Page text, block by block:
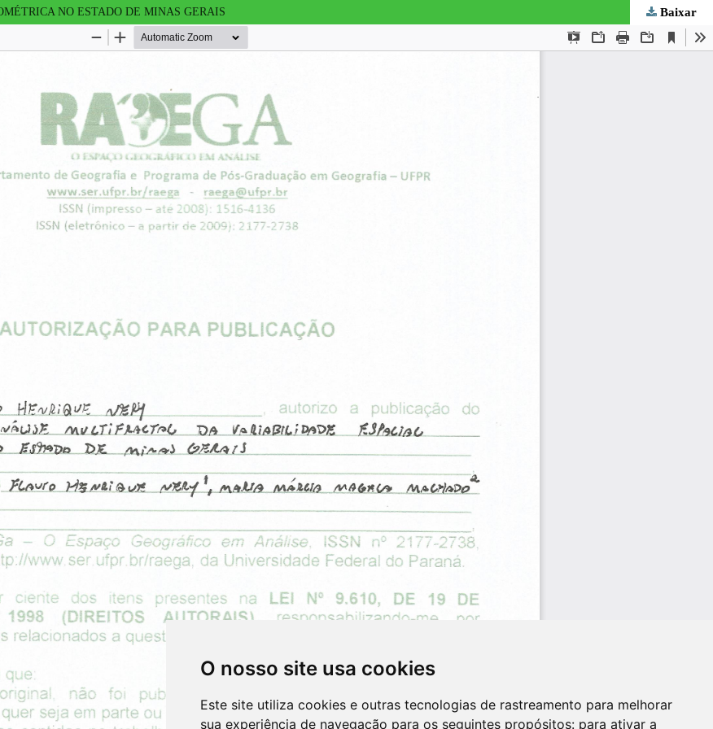
O nosso site usa cookies
Este site utiliza cookies e outras tecnologias de rastreamento para melhorar
sua experiência de navegação para os seguintes propósitos: para ativar a
NO ESTADO DE MINAS GERAIS Baixar